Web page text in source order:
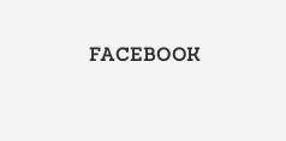
FACEBOOK